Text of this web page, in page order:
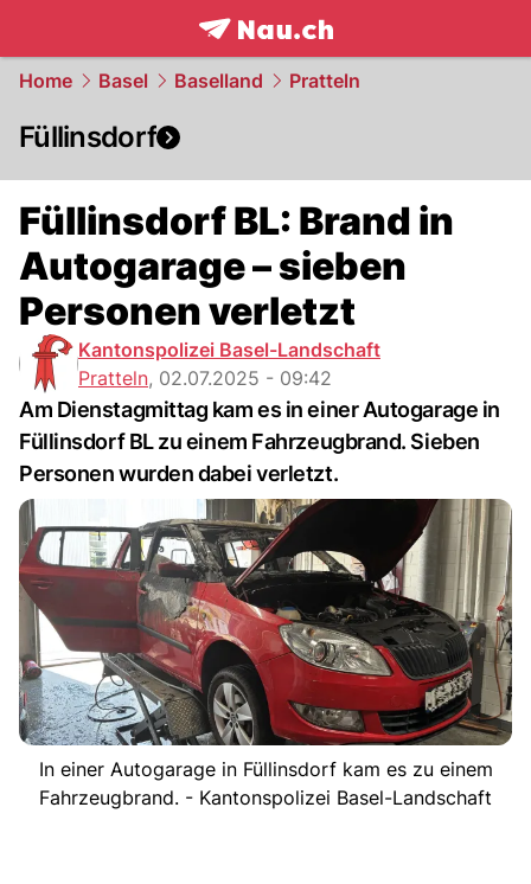
frontpage.NAU.ch
Home Basel Baselland Pratteln
Füllinsdorf
Füllinsdorf BL: Brand in
Autogarage – sieben
Personen verletzt
Kantonspolizei Basel-Landschaft
Pratteln, 02.07.2025 - 09:42
Am Dienstagmittag kam es in einer Autogarage in
Füllinsdorf BL zu einem Fahrzeugbrand. Sieben
Personen wurden dabei verletzt.
In einer Autogarage in Füllinsdorf kam es zu einem
Fahrzeugbrand. - Kantonspolizei Basel-Landschaft